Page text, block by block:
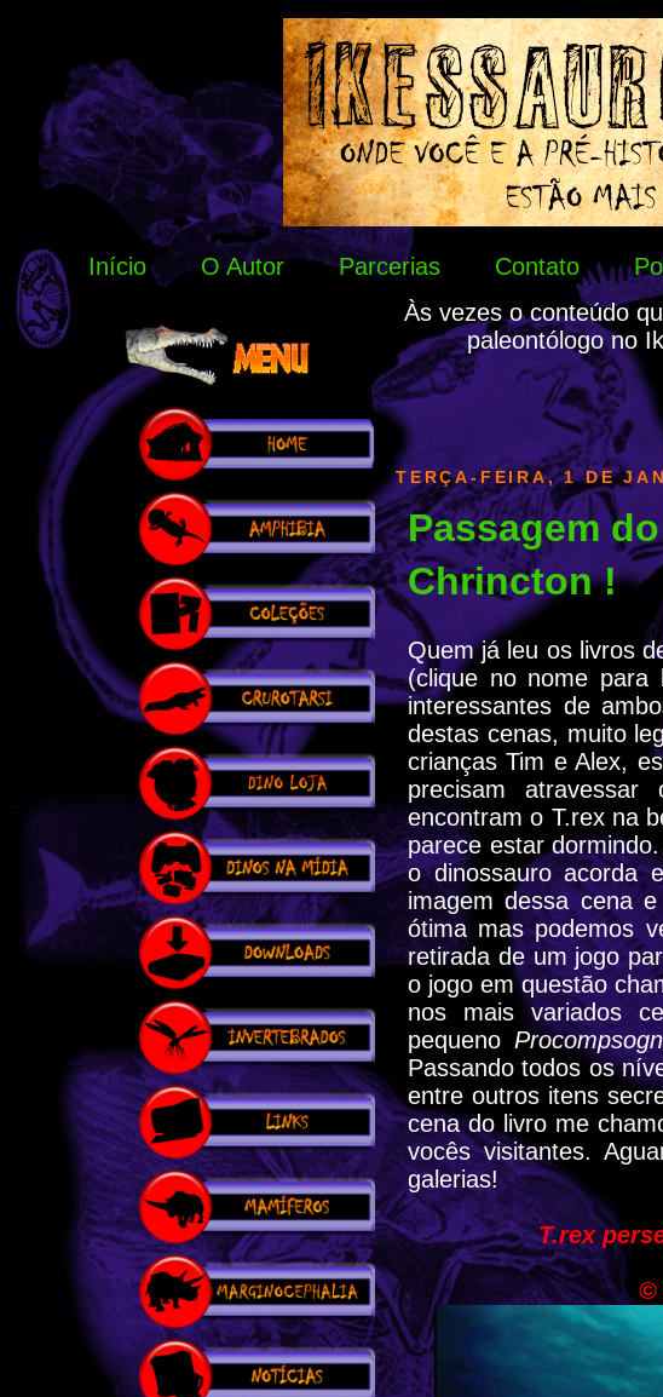
Início O Autor Parcerias Contato
Às vezes o conteúdo
paleontólogo no
TERÇA-FEIRA, 1 DE
Passagem
Chrincton !
Quem já leu os livros
(clique no nome para
interessantes de
destas cenas, muito
crianças Tim e Alex,
precisam
encontram o T.rex na
parece estar
o dinossauro acorda
imagem dessa cena
ótima mas podemos
retirada de um jogo
o jogo em questão
nos mais variados
pequeno
Passando todos os
entre outros itens
cena do livro me
vocês visitantes.
galerias!
T.rex
©